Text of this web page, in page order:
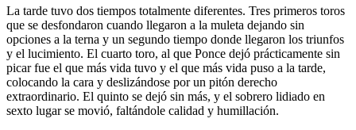
La tarde tuvo dos tiempos totalmente diferentes. Tres primeros toros
que se desfondaron cuando llegaron a la muleta dejando sin
opciones a la terna y un segundo tiempo donde llegaron los triunfos
y el lucimiento. El cuarto toro, al que Ponce dejó prácticamente sin
picar fue el que más vida tuvo y el que más vida puso a la tarde,
colocando la cara y deslizándose por un pitón derecho
extraordinario. El quinto se dejó sin más, y el sobrero lidiado en
sexto lugar se movió, faltándole calidad y humillación.